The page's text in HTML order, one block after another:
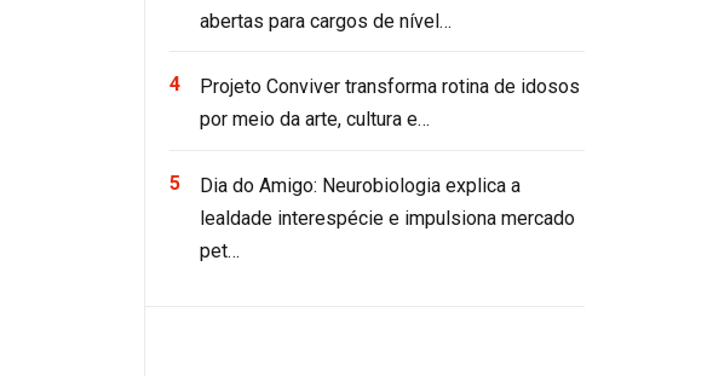
abertas para cargos de nível…
Projeto Conviver transforma rotina de idosos
por meio da arte, cultura e…
Dia do Amigo: Neurobiologia explica a
lealdade interespécie e impulsiona mercado
pet…